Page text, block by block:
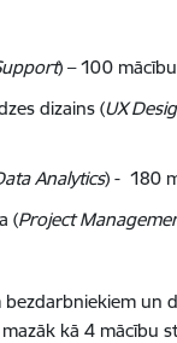
) – 100
dizains (UX
Analytics) - 180
(Project
bezdarbniekiem un
kā 4 mācību